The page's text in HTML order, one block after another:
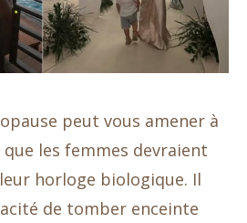
peut vous amener à
les femmes devraient
horloge biologique. Il
de tomber enceinte